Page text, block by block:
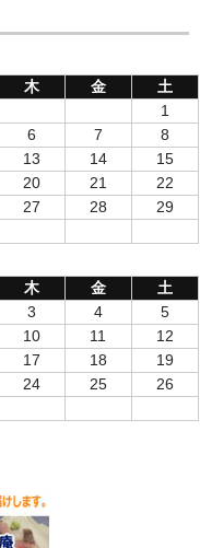
木 金
土
1
6 7
8
13 14
15
20 21
22
27 28
29
木 金
土
3 4
5
10 11
12
17 18
19
24 25
26